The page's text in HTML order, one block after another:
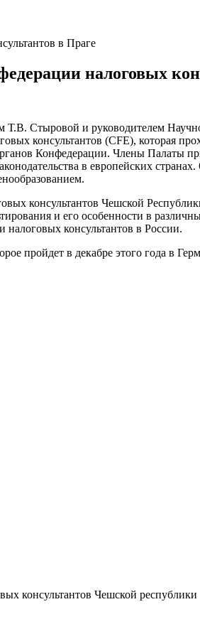
в Праге
налоговых
Т.В. Стыровой и руководителем
консультантов (CFE), которая
Конфедерации. Члены Палаты
в европейских
консультантов Чешской
и его особенности в
консультантов в России.
пройдет в декабре этого года в
консультантов Чешской республики